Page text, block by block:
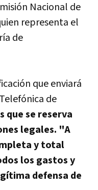
Nacional de
representa el
de
que enviará
de
que se reserva
legales. "A
y total
los gastos y
defensa de